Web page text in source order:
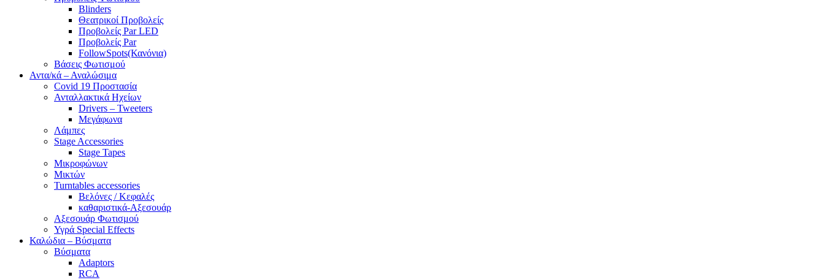
Blinders
Θεατρικοί Προβολείς
Προβολείς Par LED
Προβολείς Par
FollowSpots(Κανόνια)
Βάσεις Φωτισμού
Αντα/κά – Αναλώσιμα
Covid 19 Προστασία
Ανταλλακτικά Ηχείων
Drivers – Tweeters
Μεγάφωνα
Λάμπες
Stage Accessories
Stage Tapes
Μικροφώνων
Μικτών
Turntables accessories
Βελόνες / Κεφαλές
καθαριστικά-Αξεσουάρ
Αξεσουάρ Φωτισμού
Υγρά Special Effects
Καλώδια – Βύσματα
Βύσματα
Adaptors
RCA